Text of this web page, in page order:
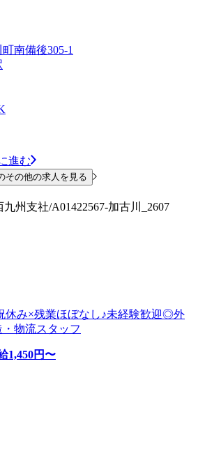
南備後305-1
進む
その他の求人を見る
州支社/A01422567-加古川_2607
休み×残業ほぼなし♪未経験歓迎◎外
物流スタッフ
1,450円〜